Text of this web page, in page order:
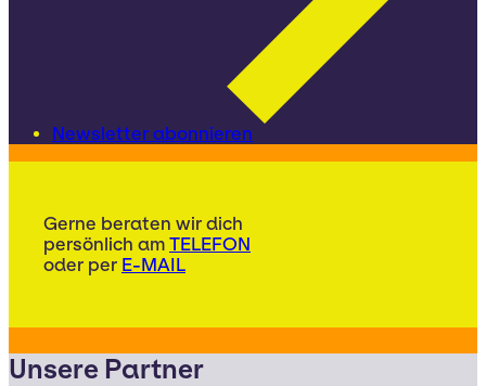
Newsletter abonnieren
Gerne beraten wir dich
persönlich am TELEFON
oder per E-MAIL
Unsere Partner